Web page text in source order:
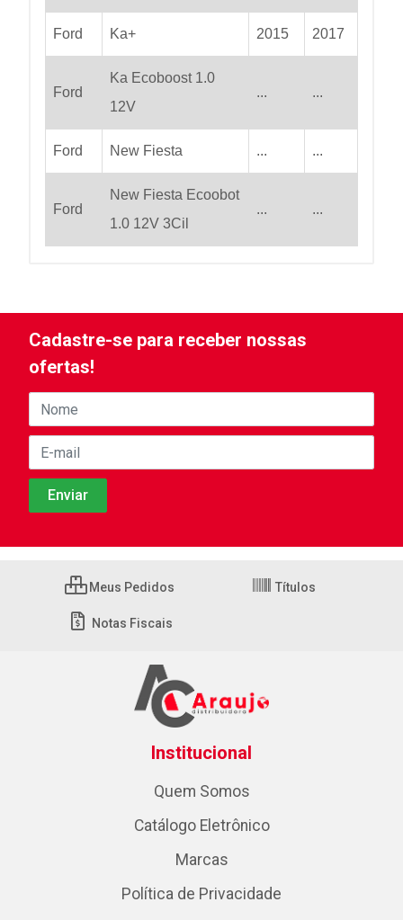
Ford Ka+ 2015 2017
Ford
Ka Ecoboost 1.0
12V
... ...
Ford New Fiesta ... ...
Ford
New Fiesta Ecoobot
1.0 12V 3Cil
... ...
Cadastre-se para receber nossas
ofertas!
Meus Pedidos Títulos
Notas Fiscais
Institucional
Quem Somos
Catálogo Eletrônico
Marcas
Política de Privacidade